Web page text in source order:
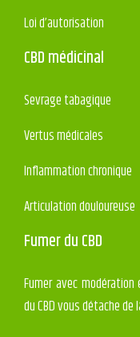
Loi d’autorisation
CBD médicinal
Sevrage tabagique
Vertus médicales
Inflammation chronique
Articulation douloureuse
Fumer du CBD
Fumer avec
du CBD vous détache